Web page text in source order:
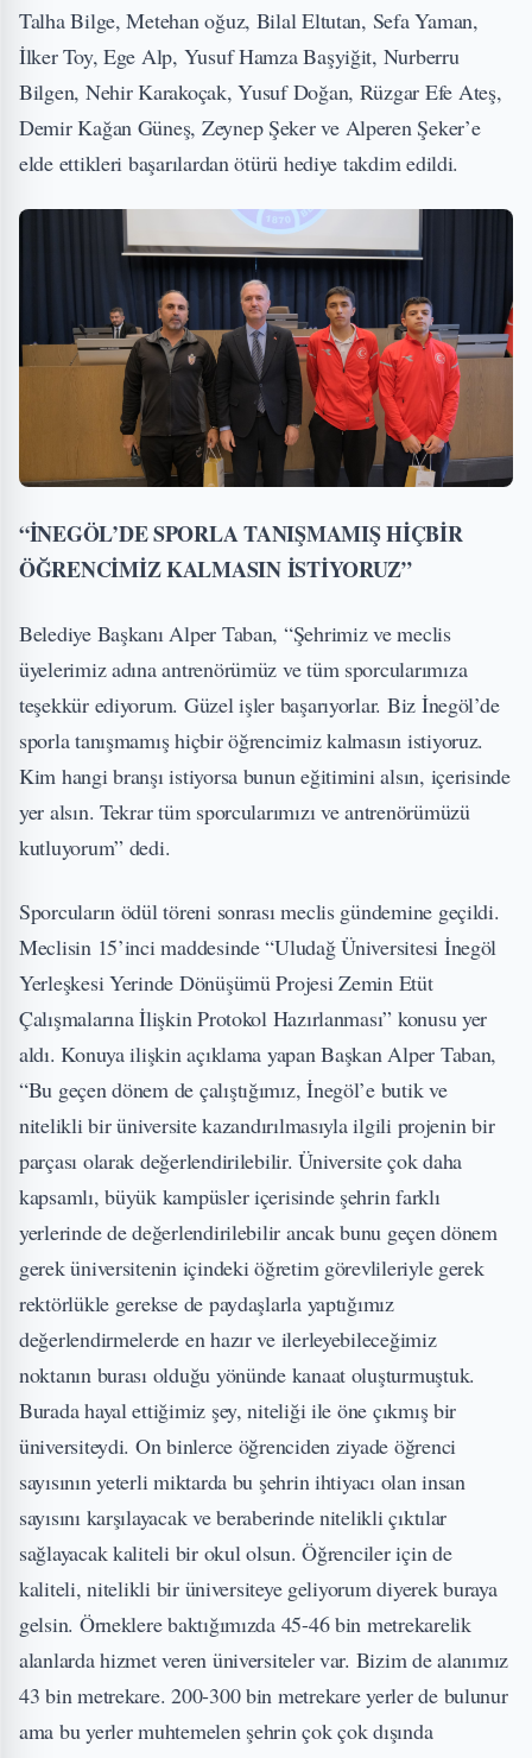
Talha Bilge, Metehan oğuz, Bilal Eltutan, Sefa Yaman,
İlker Toy, Ege Alp, Yusuf Hamza Başyiğit, Nurberru
Bilgen, Nehir Karakoçak, Yusuf Doğan, Rüzgar Efe Ateş,
Demir Kağan Güneş, Zeynep Şeker ve Alperen Şeker’e
elde ettikleri başarılardan ötürü hediye takdim edildi.
“İNEGÖL’DE SPORLA TANIŞMAMIŞ HİÇBİR
ÖĞRENCİMİZ KALMASIN İSTİYORUZ”
Belediye Başkanı Alper Taban, “Şehrimiz ve meclis
üyelerimiz adına antrenörümüz ve tüm sporcularımıza
teşekkür ediyorum. Güzel işler başarıyorlar. Biz İnegöl’de
sporla tanışmamış hiçbir öğrencimiz kalmasın istiyoruz.
Kim hangi branşı istiyorsa bunun eğitimini alsın, içerisinde
yer alsın. Tekrar tüm sporcularımızı ve antrenörümüzü
kutluyorum” dedi.
Sporcuların ödül töreni sonrası meclis gündemine geçildi.
Meclisin 15’inci maddesinde “Uludağ Üniversitesi İnegöl
Yerleşkesi Yerinde Dönüşümü Projesi Zemin Etüt
Çalışmalarına İlişkin Protokol Hazırlanması” konusu yer
aldı. Konuya ilişkin açıklama yapan Başkan Alper Taban,
“Bu geçen dönem de çalıştığımız, İnegöl’e butik ve
nitelikli bir üniversite kazandırılmasıyla ilgili projenin bir
parçası olarak değerlendirilebilir. Üniversite çok daha
kapsamlı, büyük kampüsler içerisinde şehrin farklı
yerlerinde de değerlendirilebilir ancak bunu geçen dönem
gerek üniversitenin içindeki öğretim görevlileriyle gerek
rektörlükle gerekse de paydaşlarla yaptığımız
değerlendirmelerde en hazır ve ilerleyebileceğimiz
noktanın burası olduğu yönünde kanaat oluşturmuştuk.
Burada hayal ettiğimiz şey, niteliği ile öne çıkmış bir
üniversiteydi. On binlerce öğrenciden ziyade öğrenci
sayısının yeterli miktarda bu şehrin ihtiyacı olan insan
sayısını karşılayacak ve beraberinde nitelikli çıktılar
sağlayacak kaliteli bir okul olsun. Öğrenciler için de
kaliteli, nitelikli bir üniversiteye geliyorum diyerek buraya
gelsin. Örneklere baktığımızda 45-46 bin metrekarelik
alanlarda hizmet veren üniversiteler var. Bizim de alanımız
43 bin metrekare. 200-300 bin metrekare yerler de bulunur
ama bu yerler muhtemelen şehrin çok çok dışında